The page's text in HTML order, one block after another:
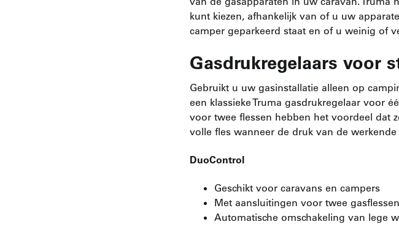
kunt kiezen, afhankelijk van of u uw
camper geparkeerd staat en of u weinig of
Gasdrukregelaars voor
Gebruikt u uw gasinstallatie alleen op
een klassieke Truma gasdrukregelaar voor
voor twee flessen hebben het voordeel dat
volle fles wanneer de druk van de
DuoControl
Geschikt voor caravans en campers
Met aansluitingen voor twee gasflessen
Automatische omschakeling van lege